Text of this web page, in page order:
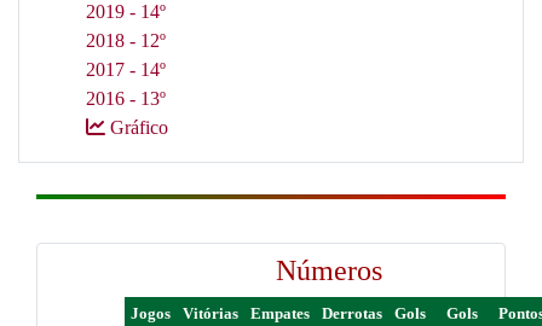
2019 - 14º
2018 - 12º
2017 - 14º
2016 - 13º
Gráfico
Números
Jogos Vitórias Empates Derrotas
Gols
Gols